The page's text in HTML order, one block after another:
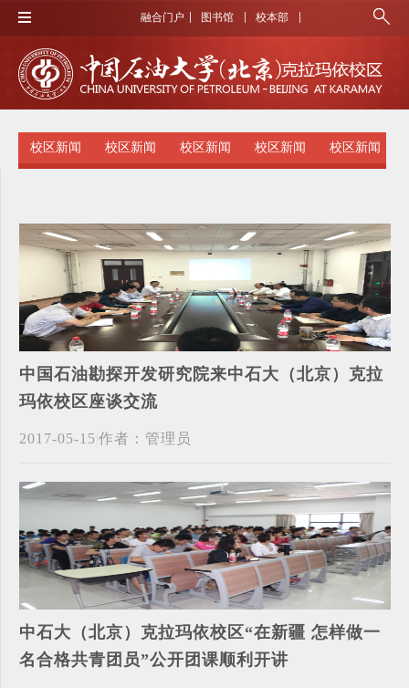
融合门户 图书馆 校本部
校区新闻 校区新闻 校区新闻 校区新闻 校区新闻
中国石油勘探开发研究院来中石大（北京）克拉
玛依校区座谈交流
2017-05-15 作者：管理员
中石大（北京）克拉玛依校区“在新疆 怎样做一
名合格共青团员”公开团课顺利开讲